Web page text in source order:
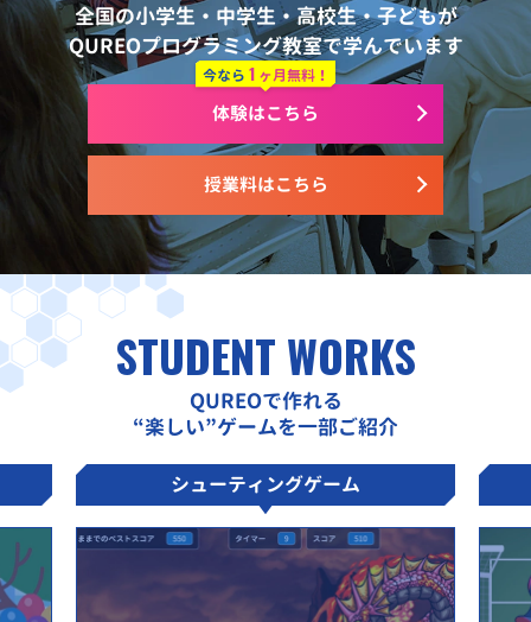
全国の小学生・中学生・高校生・子どもが
QUREOプログラミング教室で学んでいます
授業料はこちら
今なら 1 ヶ月無料！
体験はこちら
STUDENT WORKS
QUREOで作れる
“楽しい”ゲームを一部ご紹介
シューティングゲーム